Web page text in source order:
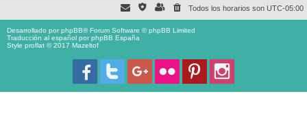
Todos los horarios son UTC-05:00
Desarrollado porphpBB® Forum Software © phpBB Limited
Traducción al español porphpBB España
Style proflat © 2017 Mazeltof